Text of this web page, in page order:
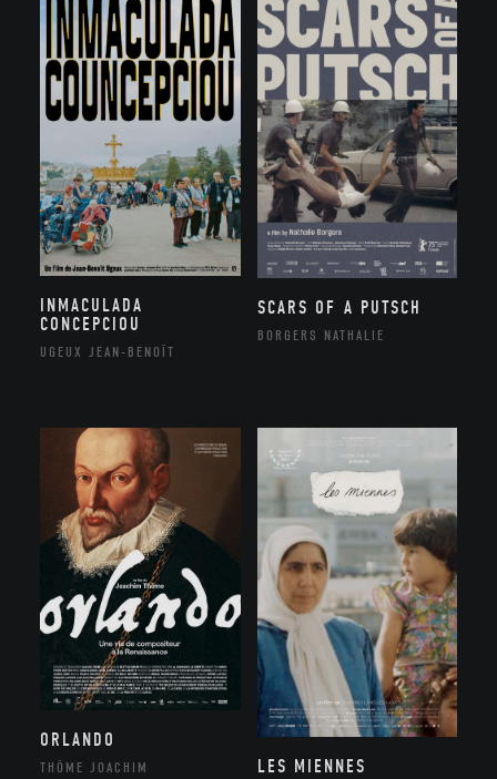
INMACULADA
CONCEPCIOU
UGEUX JEAN-BENOÎT
SCARS OF A PUTSCH
BORGERS NATHALIE
ORLANDO
THÔME JOACHIM LES MIENNES